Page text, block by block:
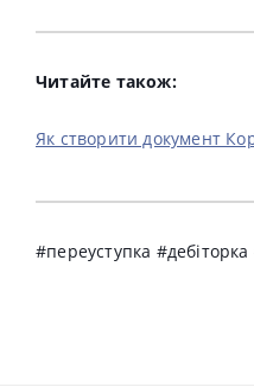
Читайте також:
Як створити документ
#переуступка